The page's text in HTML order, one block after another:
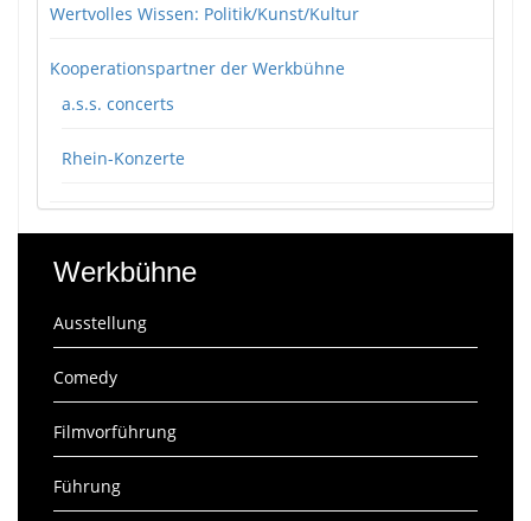
Wertvolles Wissen: Politik/Kunst/Kultur
Kooperationspartner der Werkbühne
a.s.s. concerts
Rhein-Konzerte
Werkbühne
Ausstellung
Comedy
Filmvorführung
Führung